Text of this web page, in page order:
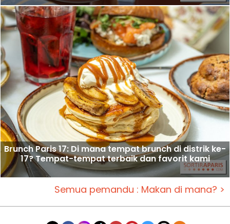
Brunch Paris 17: Di mana tempat brunch di distrik ke-
17? Tempat-tempat terbaik dan favorit kami
Semua pemandu : Makan di mana? >